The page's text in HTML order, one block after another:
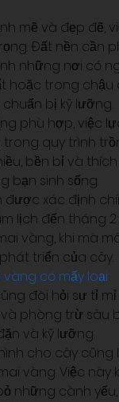
mẽ và đẹp đẽ,
Đất nền cần
những nơi có
hoặc trong chậu
bị kỹ lưỡng.
phù hợp, việc
quy trình
bền bỉ và
bạn sinh sống.
xác định
lịch đến tháng
vàng, khi mà
triển của cây.
vàng có mấy loại
đòi hỏi sự tỉ mỉ
phòng trừ sâu
và kỹ lưỡng.
cho cây cũng
vàng. Việc này
những cành